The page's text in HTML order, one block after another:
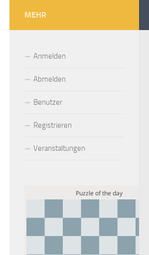
MEHR
Anmelden
Abmelden
Benutzer
Registrieren
Veranstaltungen